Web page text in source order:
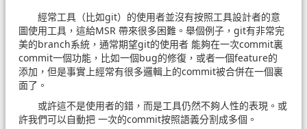
經常工具（比如git）的使用者並沒有按照工具設計者的意
圖使用工具，這給MSR 帶來很多困難。舉個例子，git有非常完
美的branch系統，通常期望git的使用者 能夠在一次commit裏
commit一個功能，比如一個bug的修復，或者一個feature的
添加，但是事實上經常有很多邏輯上的commit被合併在一個裏
面了。
或許這不是使用者的錯，而是工具仍然不夠人性的表現。或
許我們可以自動把 一次的commit按照語義分割成多個。